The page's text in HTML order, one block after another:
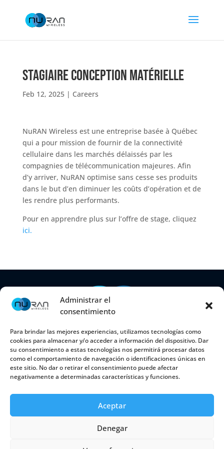
Administrar el
consentimiento
Para brindar las mejores experiencias, utilizamos tecnologías como
cookies para almacenar y/o acceder a información del dispositivo. Dar
su consentimiento a estas tecnologías nos permitirá procesar datos
como el comportamiento de navegación o identificaciones únicas en
este sitio. No dar o retirar el consentimiento puede afectar
negativamente a determinadas características y funciones.
Aceptar
Denegar
Stagiaire Conception Matérielle
Feb 12, 2025| Careers
NuRAN Wireless est une entreprise basée à Québec
qui a pour mission de fournir de la connectivité
cellulaire dans les marchés délaissés par les
compagnies de télécommunication majeures. Afin
d’y arriver, NuRAN optimise sans cesse ses produits
dans le but d’en diminuer les coûts d’opération et de
les rendre plus performants.
Pour en apprendre plus sur l’offre de stage, cliquez
ici.
2150 Cyrille-Duquet, Suite 100Québec (Québec)